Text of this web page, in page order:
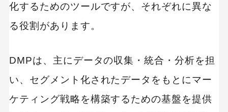
おすすめのDMPツール10選
化するためのツールですが、それぞれに異な
る役割があります。
DMPは、主にデータの収集・統合・分析を担
い、セグメント化されたデータをもとにマー
ケティング戦略を構築するための基盤を提供